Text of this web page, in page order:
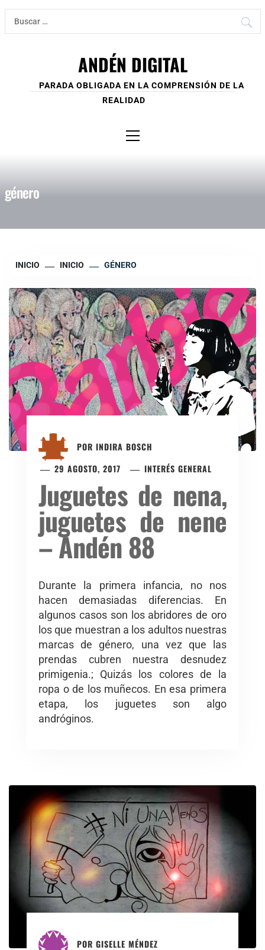
Ir
contenido
Buscar:
ANDÉN DIGITAL
PARADA OBLIGADA EN LA COMPRENSIÓN DE LA
REALIDAD
principal
género
INICIO INICIO GÉNERO
POR INDIRA BOSCH
29 AGOSTO, 2017
INTERÉS GENERAL
Juguetes de nena,
juguetes de nene
– Andén 88
Durante la primera infancia, no nos
hacen demasiadas diferencias. En
algunos casos son los abridores de oro
los que muestran a los adultos nuestras
marcas de género, una vez que las
prendas cubren nuestra desnudez
primigenia.; Quizás los colores de la
ropa o de los muñecos. En esa primera
etapa, los juguetes son algo
andróginos.
POR GISELLE MÉNDEZ